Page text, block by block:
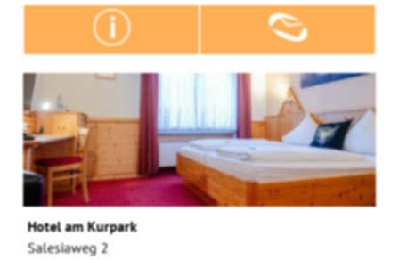
Hotel am Kurpark
Salesiaweg 2